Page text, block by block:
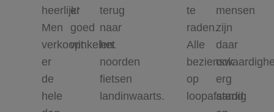
heerlijk!
Men
verkoopt
er
de
hele
er
goed
winkelen.
terug
naar
het
noorden
fietsen
landinwaarts.
te
raden.
Alle
op
loopafstand.
mensen
zijn
daar
ook
erg
aardig